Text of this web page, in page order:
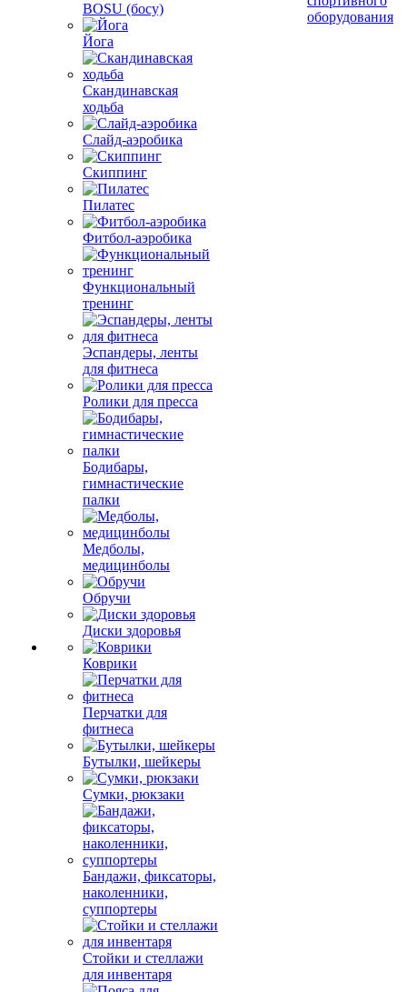
BOSU (босу)
Йога
Скандинавская
ходьба
Слайд-аэробика
Скиппинг
Пилатес
Фитбол-аэробика
Функциональный
тренинг
Эспандеры, ленты
для фитнеса
Ролики для пресса
Бодибары,
гимнастические
палки
Медболы,
медицинболы
Обручи
Диски здоровья
Коврики
Перчатки для
фитнеса
Бутылки, шейкеры
Сумки, рюкзаки
Бандажи, фиксаторы,
наколенники,
суппортеры
Стойки и стеллажи
для инвентаря
оборудования